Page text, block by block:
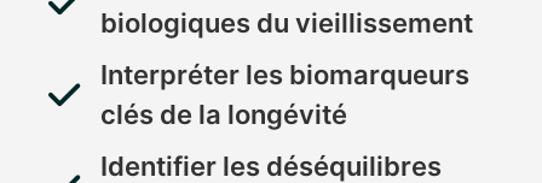
biologiques du vieillissement
Interpréter les biomarqueurs
clés de la longévité
Identifier les déséquilibres